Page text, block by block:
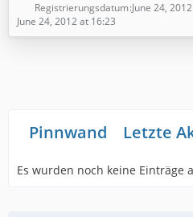
Registrierungsdatum June 24, 2012
June 24, 2012 at 16:23
Pinnwand Letzte
Es wurden noch keine Einträge